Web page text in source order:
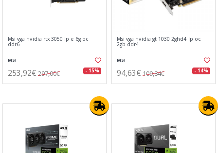
Msi vga nvidia rtx 3050 lp e 6g oc
ddr6
MSI
253,92€ 297,00€ - 15%
Msi vga nvidia gt 1030 2ghd4 lp oc
2gb ddr4
MSI
94,63€ 109,84€ - 14%